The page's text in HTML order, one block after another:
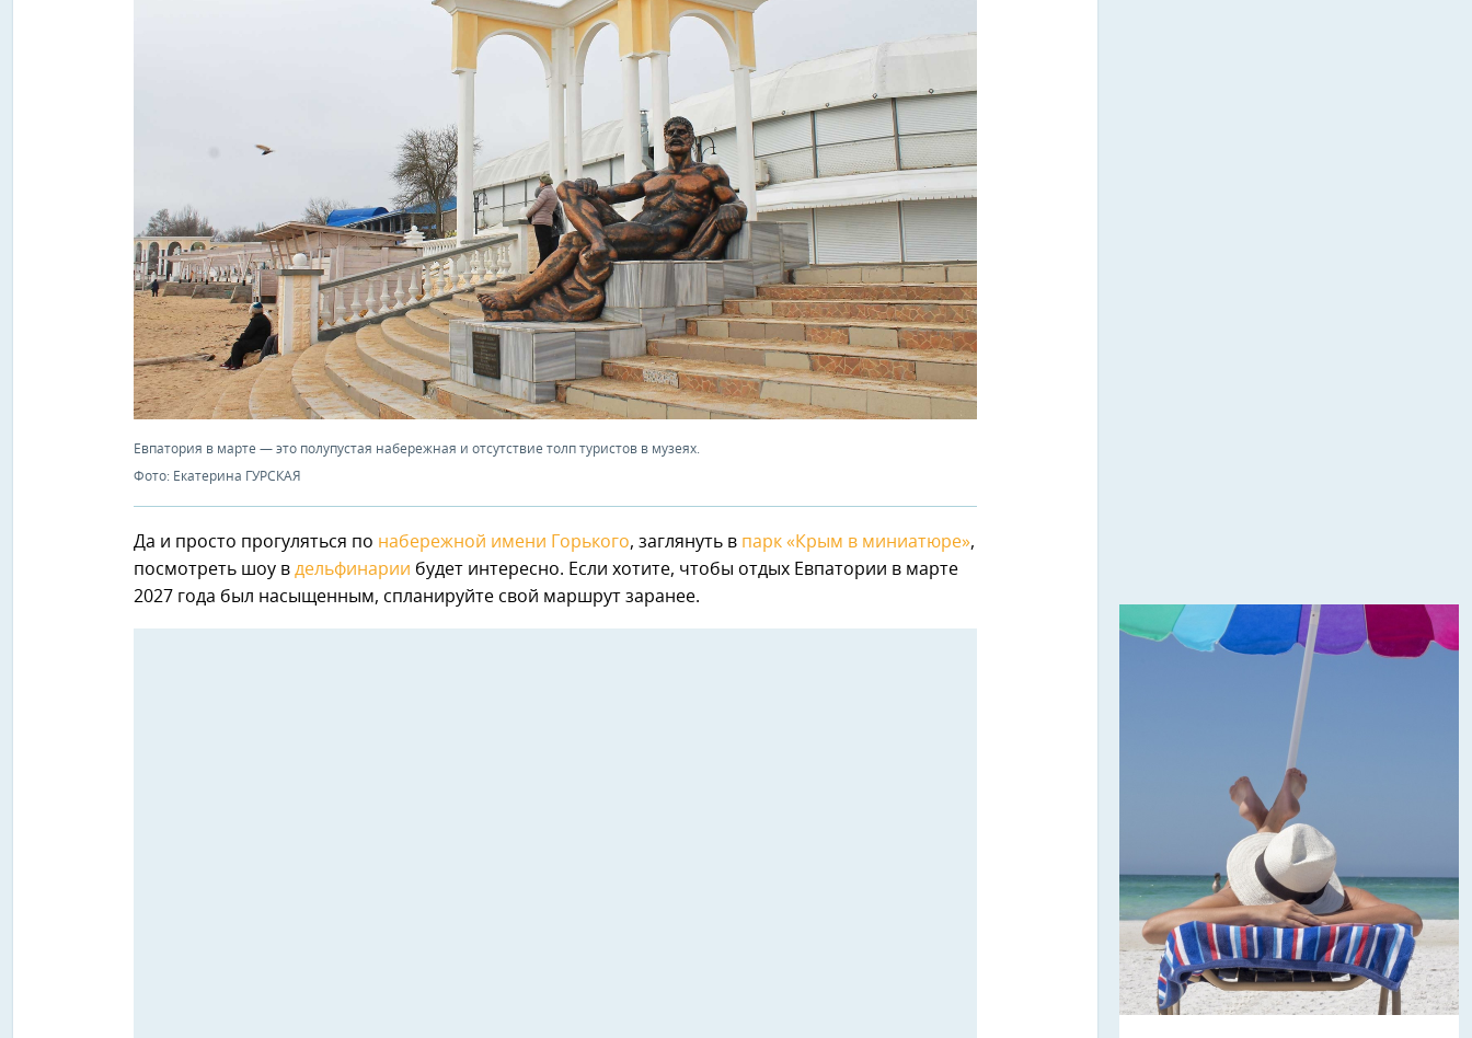
Евпатория в марте — это полупустая набережная и отсутствие толп туристов в музеях.
Фото: Екатерина ГУРСКАЯ
Да и просто прогуляться по набережной имени Горького, заглянуть в парк «Крым в миниатюре»,
посмотреть шоу в дельфинарии будет интересно. Если хотите, чтобы отдых Евпатории в марте
2027 года был насыщенным, спланируйте свой маршрут заранее.